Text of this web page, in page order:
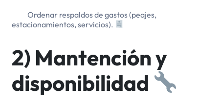
Ordenar respaldos de gastos (peajes,
estacionamientos, servicios).
2) Mantención y
disponibilidad